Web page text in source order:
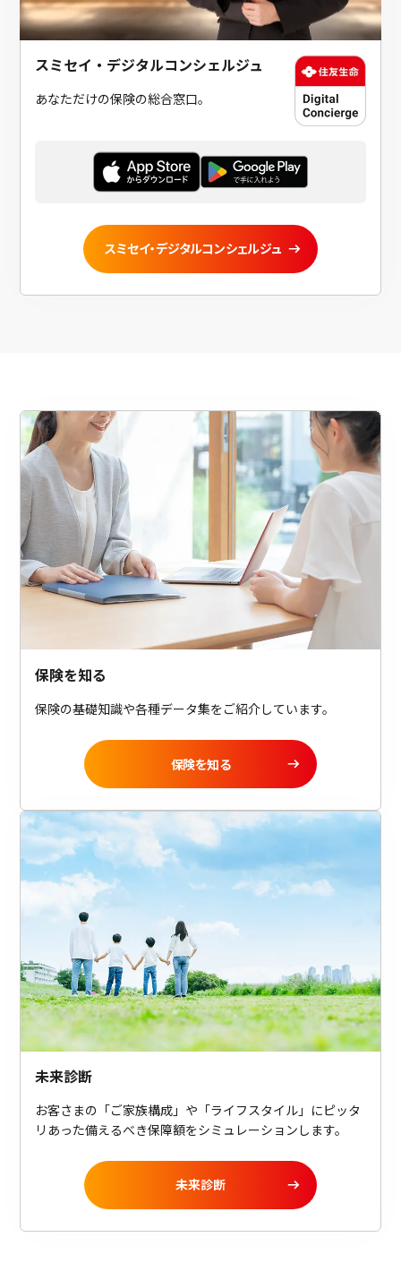
スミセイ・デジタルコンシェルジュ
あなただけの保険の総合窓口。
スミセイ・デジタルコンシェルジュ
保険を知る
保険の基礎知識や各種データ集をご紹介しています。
保険を知る
未来診断
お客さまの「ご家族構成」や「ライフスタイル」にピッタ
リあった備えるべき保障額をシミュレーションします。
未来診断